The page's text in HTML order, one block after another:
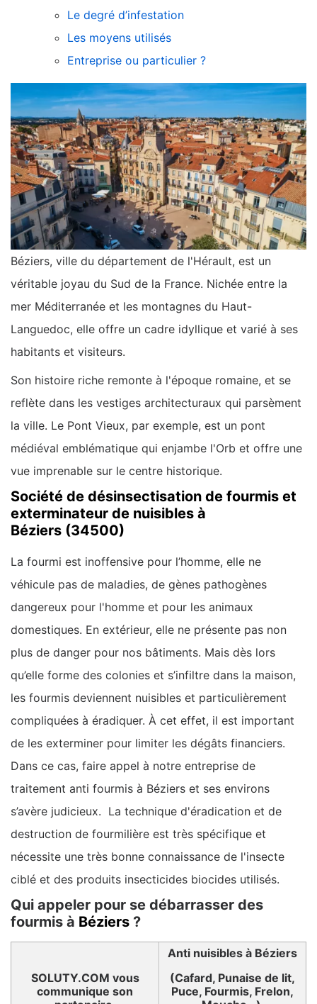
Le degré d’infestation
Les moyens utilisés
Entreprise ou particulier ?
Béziers, ville du département de l'Hérault, est un
véritable joyau du Sud de la France. Nichée entre la
mer Méditerranée et les montagnes du Haut-
Languedoc, elle offre un cadre idyllique et varié à ses
habitants et visiteurs.
Son histoire riche remonte à l'époque romaine, et se
reflète dans les vestiges architecturaux qui parsèment
la ville. Le Pont Vieux, par exemple, est un pont
médiéval emblématique qui enjambe l'Orb et offre une
vue imprenable sur le centre historique.
Société de désinsectisation de fourmis et
exterminateur de nuisibles à
Béziers (34500)
La fourmi est inoffensive pour l’homme, elle ne
véhicule pas de maladies, de gènes pathogènes
dangereux pour l'homme et pour les animaux
domestiques. En extérieur, elle ne présente pas non
plus de danger pour nos bâtiments. Mais dès lors
qu’elle forme des colonies et s’infiltre dans la maison,
les fourmis deviennent nuisibles et particulièrement
compliquées à éradiquer. À cet effet, il est important
de les exterminer pour limiter les dégâts financiers.
Dans ce cas, faire appel à notre entreprise de
traitement anti fourmis à Béziers et ses environs
s’avère judicieux. La technique d'éradication et de
destruction de fourmilière est très spécifique et
nécessite une très bonne connaissance de l'insecte
ciblé et des produits insecticides biocides utilisés.
Qui appeler pour se débarrasser des
fourmis à Béziers ?
SOLUTY.COM vous
communique son
Anti nuisibles à Béziers
(Cafard, Punaise de lit,
Puce, Fourmis, Frelon,